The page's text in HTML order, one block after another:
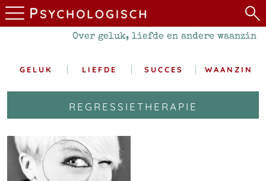
Over geluk, liefde en andere waanzin
GELUK LIEFDE SUCCES WAANZIN
regressietherapie